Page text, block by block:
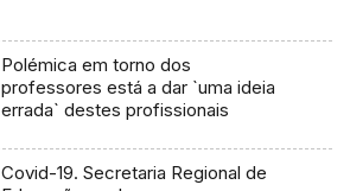
Polémica em torno dos
professores está a dar `uma ideia
errada` destes profissionais
Covid-19. Secretaria Regional de